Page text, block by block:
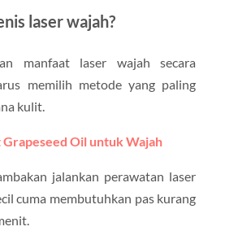
laser wajah?
manfaat laser wajah secara
memilih metode yang paling
kulit.
Oil untuk Wajah
jalankan perawatan laser
cuma membutuhkan pas kurang